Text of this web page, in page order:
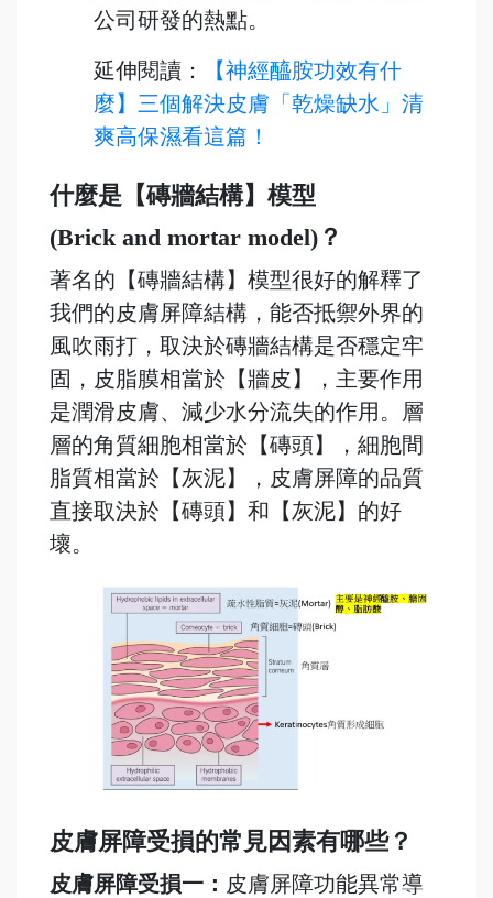
公司研發的熱點。
延伸閱讀：
【神經醯胺功效有什
麼】三個解決皮膚「乾燥缺水」清
爽高保濕看這篇！
什麼是【磚牆結構】模型
(Brick and mortar model)？
著名的【磚牆結構】模型很好的解釋了
我們的皮膚屏障結構，能否抵禦外界的
風吹雨打，取決於磚牆結構是否穩定牢
固，皮脂膜相當於【牆皮】，主要作用
是潤滑皮膚、減少水分流失的作用。層
層的角質細胞相當於【磚頭】，細胞間
脂質相當於【灰泥】，皮膚屏障的品質
直接取決於【磚頭】和【灰泥】的好
壞。
皮膚屏障受損的常見因素有哪些？
皮膚屏障受損一： 皮膚屏障功能異常導